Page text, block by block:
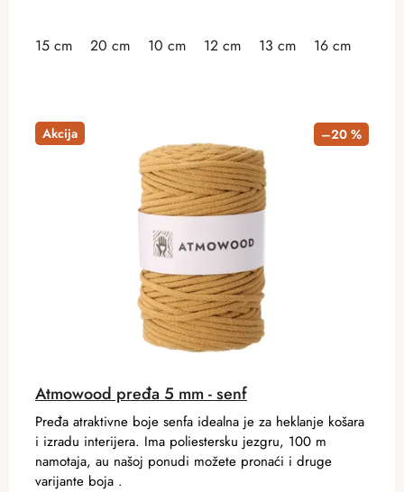
15 cm 20 cm 10 cm 12 cm 13 cm 16 cm
Akcija –20 %
Atmowood pređa 5 mm - senf
Pređa atraktivne boje senfa idealna je za heklanje košara
i izradu interijera. Ima poliestersku jezgru, 100 m
namotaja, au našoj ponudi možete pronaći i druge
varijante boja .